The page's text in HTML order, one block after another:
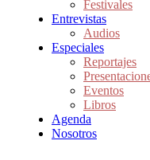
Festivales
Entrevistas
Audios
Especiales
Reportajes
Eventos
Libros
Agenda
Nosotros